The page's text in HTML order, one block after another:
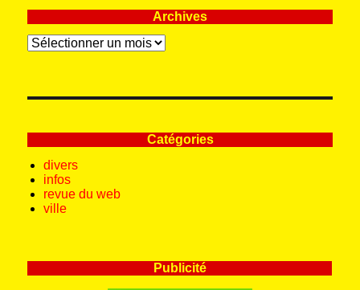
Archives
Archives
Catégories
divers
infos
revue du web
ville